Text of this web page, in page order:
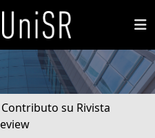
Contributo su Rivista